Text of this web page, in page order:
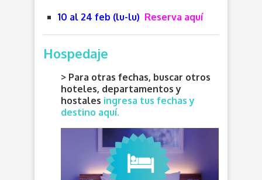
10 al 24 feb (lu-lu) Reserva aquí
Hospedaje
> Para otras fechas, buscar otros
hoteles, departamentos y
hostales ingresa tus fechas y
destino aquí.